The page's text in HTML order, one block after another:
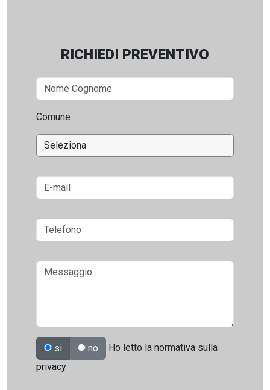
RICHIEDI PREVENTIVO
Comune
si no
Ho letto la normativa sulla
privacy